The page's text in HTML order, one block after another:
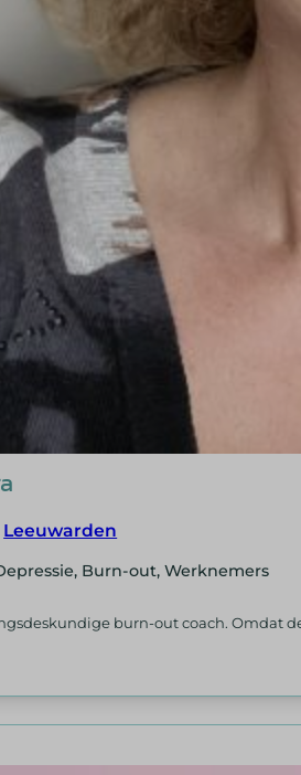
Leeuwarden
Burn-out, Werknemers
burn-out coach. Omdat